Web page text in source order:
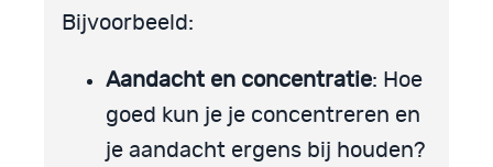
Bijvoorbeeld:
Aandacht en concentratie: Hoe
goed kun je je concentreren en
je aandacht ergens bij houden?